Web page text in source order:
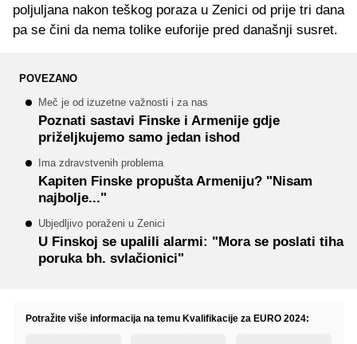
poljuljana nakon teškog poraza u Zenici od prije tri dana
pa se čini da nema tolike euforije pred današnji susret.
POVEZANO
Meč je od izuzetne važnosti i za nas
Poznati sastavi Finske i Armenije gdje
priželjkujemo samo jedan ishod
Ima zdravstvenih problema
Kapiten Finske propušta Armeniju? "Nisam
najbolje..."
Ubjedljivo poraženi u Zenici
U Finskoj se upalili alarmi: "Mora se poslati tiha
poruka bh. svlačionici"
Potražite više informacija na temu Kvalifikacije za EURO 2024: